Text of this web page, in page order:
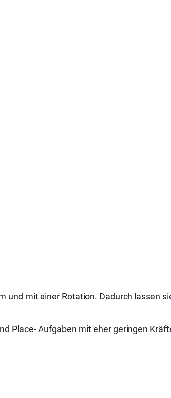
und mit einer Rotation. Dadurch lassen
Place- Aufgaben mit eher geringen